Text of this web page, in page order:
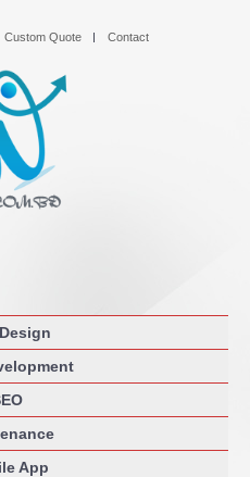
Custom Quote Contact
App